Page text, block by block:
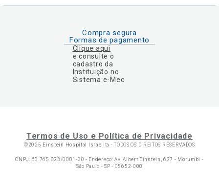
Compra segura
Formas de pagamento
Clique aqui
e consulte o
cadastro da
Instituição no
Sistema e-Mec
Termos de Uso e Política de Privacidade
©2025 Einstein Hospital Israelita -TODOS OS DIREITOS RESERVADOS
CNPJ: 60.765.823/0001-30 - Endereço: Av. Albert Einstein, 627 - Morumbi -
São Paulo - SP - 05652-000